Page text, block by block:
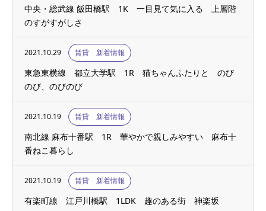
中央・総武線 飯田橋駅 1K 一目見て気に入る 上層階
のすがすがしさ
2021.10.29 賃貸 新着情報
東急東横線 都立大学駅 1R 猫ちゃんふたりと のび
のび、のびのび
2021.10.19 賃貸 新着情報
南北線 麻布十番駅 1R 華やかで親しみやすい 麻布十
番ねこ暮らし
2021.10.19 賃貸 新着情報
有楽町線 江戸川橋駅 1LDK 趣のある街 神楽坂